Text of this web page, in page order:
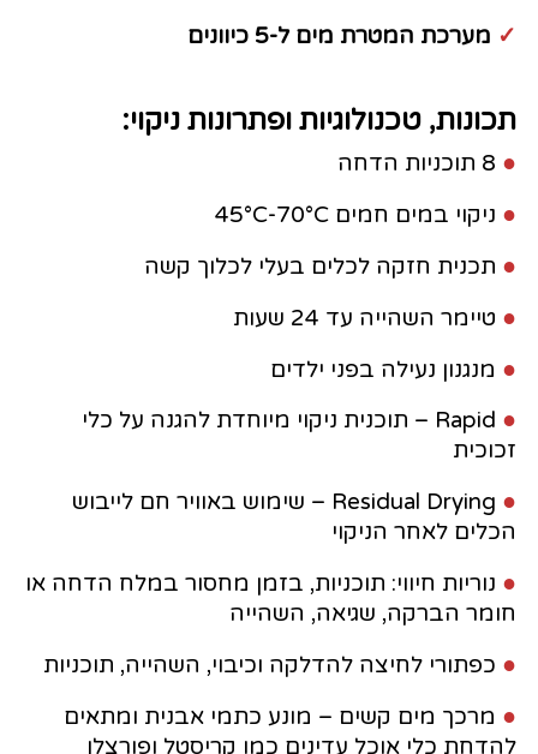
✓ מערכת המטרת מים ל-5 כיוונים
תכונות, טכנולוגיות ופתרונות ניקוי:
● 8 תוכניות הדחה
● ניקוי במים חמים 45°C-70°C
● תכנית חזקה לכלים בעלי לכלוך קשה
● טיימר השהייה עד 24 שעות
● מנגנון נעילה בפני ילדים
●
Rapid – תוכנית ניקוי מיוחדת להגנה על כלי
זכוכית
●
Residual Drying – שימוש באוויר חם לייבוש
הכלים לאחר הניקוי
● נוריות חיווי: תוכניות, בזמן מחסור במלח הדחה או
חומר הברקה, שגיאה, השהייה
● כפתורי לחיצה להדלקה וכיבוי, השהייה, תוכניות
● מרכך מים קשים – מונע כתמי אבנית ומתאים
להדחת כלי אוכל עדינים כמו קריסטל ופורצלן